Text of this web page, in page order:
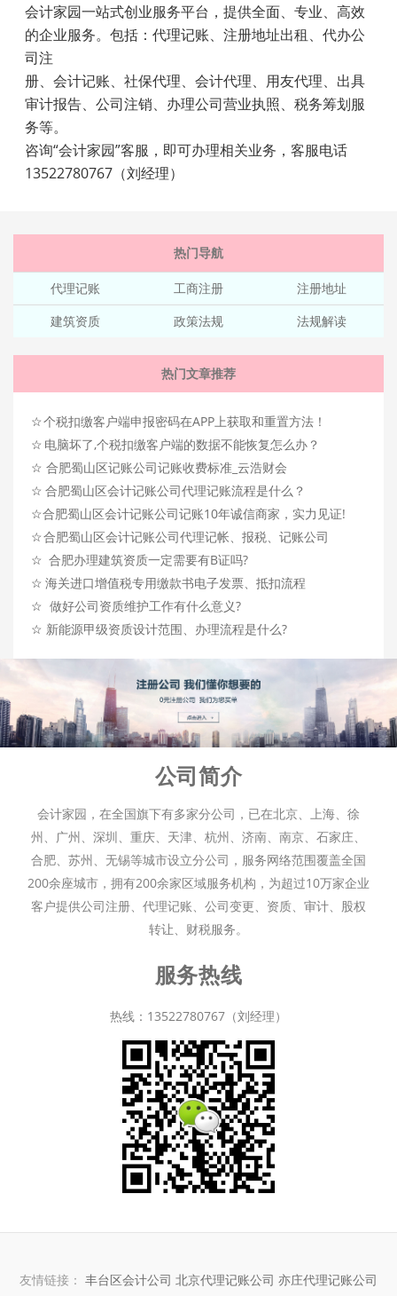
会计家园一站式创业服务平台，提供全面、专业、高效
的企业服务。包括：代理记账、注册地址出租、代办公
司注
册、会计记账、社保代理、会计代理、用友代理、出具
审计报告、公司注销、办理公司营业执照、税务筹划服
务等。
咨询“会计家园”客服，即可办理相关业务，客服电话
13522780767（刘经理）
热门导航
代理记账 工商注册
注册地址
建筑资质
政策法规 法规解读
热门文章推荐
☆个税扣缴客户端申报密码在APP上获取和重置方法！
☆ 电脑坏了,个税扣缴客户端的数据不能恢复怎么办？
☆ 合肥蜀山区记账公司记账收费标准_云浩财会
☆ 合肥蜀山区会计记账公司代理记账流程是什么？
☆合肥蜀山区会计记账公司记账10年诚信商家，实力见证!
☆合肥蜀山区会计记账公司代理记帐、报税、记账公司
☆ 合肥办理建筑资质一定需要有B证吗?
☆ 海关进口增值税专用缴款书电子发票、抵扣流程
☆ 做好公司资质维护工作有什么意义?
☆ 新能源甲级资质设计范围、办理流程是什么?
公司简介
会计家园，在全国旗下有多家分公司，已在北京、上海、徐
州、广州、深圳、重庆、天津、杭州、济南、南京、石家庄、
合肥、苏州、无锡等城市设立分公司，服务网络范围覆盖全国
200余座城市，拥有200余家区域服务机构，为超过10万家企业
客户提供公司注册、代理记账、公司变更、资质、审计、股权
转让、财税服务。
服务热线
热线：13522780767（刘经理）
友情链接： 丰台区会计公司 北京代理记账公司 亦庄代理记账公司